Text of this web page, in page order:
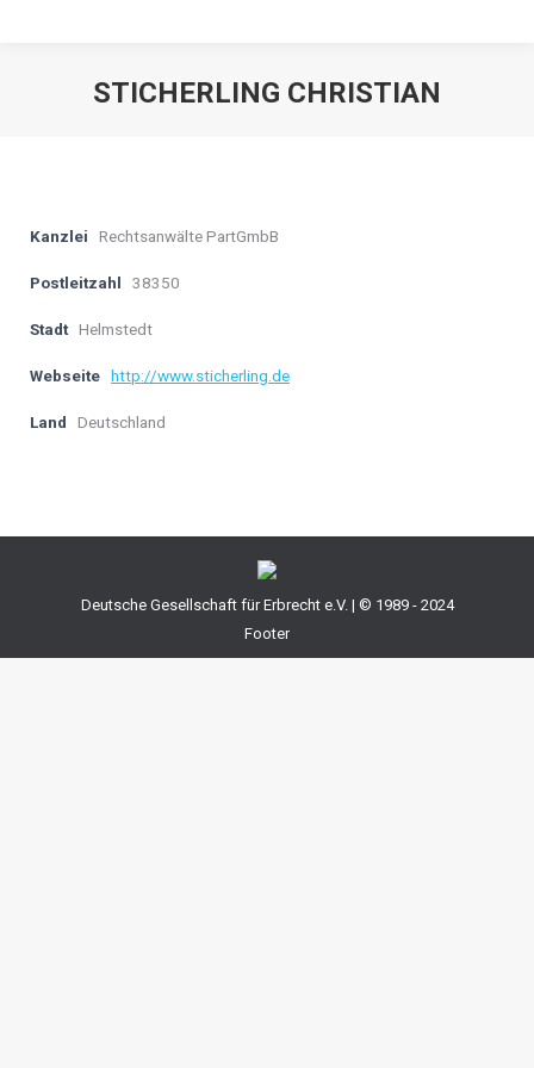
STICHERLING CHRISTIAN
Kanzlei Rechtsanwälte PartGmbB
Postleitzahl 38350
Stadt Helmstedt
Webseite http://www.sticherling.de
Land Deutschland
Deutsche Gesellschaft für Erbrecht e.V. | © 1989 - 2024
Footer